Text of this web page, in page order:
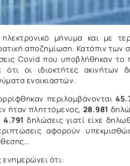
μήνυμα και με
αποζημίωση. Κατόπιν των
Covid που υποβλήθηκαν το
οι ιδιοκτήτες ακινήτων
ενοικιαστών.
περιλαμβάνονται
ήταν πληττόμενος, 28.981
4.791 δηλώσεις γιατί είχε
αφορούν
ότι: